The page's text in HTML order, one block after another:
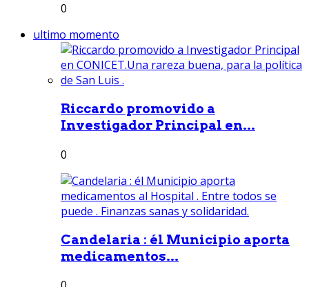
0
ultimo momento
Riccardo promovido a
Investigador Principal en...
0
Candelaria : él Municipio aporta
medicamentos...